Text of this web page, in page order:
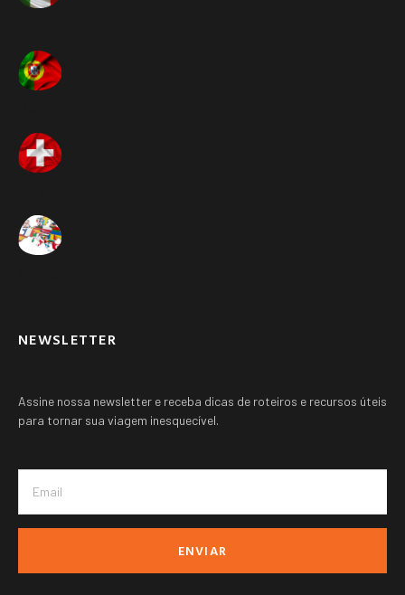
NEWSLETTER
Assine nossa newsletter e receba dicas de roteiros e recursos úteis
para tornar sua viagem inesquecível.
ENVIAR